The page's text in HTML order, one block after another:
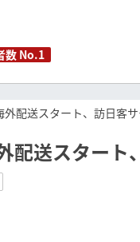
数 No.1
配送スタート、訪日客
配送スター